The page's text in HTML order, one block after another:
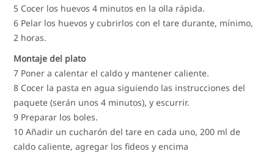
5 Cocer los huevos 4 minutos en la olla rápida.
6 Pelar los huevos y cubrirlos con el tare durante, mínimo,
2 horas.
Montaje del plato
7 Poner a calentar el caldo y mantener caliente.
8 Cocer la pasta en agua siguiendo las instrucciones del
paquete (serán unos 4 minutos), y escurrir.
9 Preparar los boles.
10 Añadir un cucharón del tare en cada uno, 200 ml de
caldo caliente, agregar los fideos y encima